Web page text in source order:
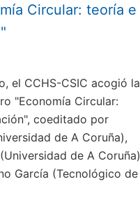
Circular: teoría e
el CCHS-CSIC acogió la
"Economía Circular:
coeditado por
de A Coruña),
de A Coruña)
García (Tecnológico de